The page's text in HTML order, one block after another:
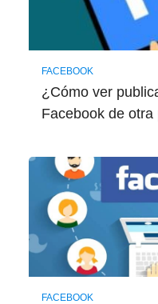
FACEBOOK
¿Cómo ver
Facebook de otra
FACEBOOK